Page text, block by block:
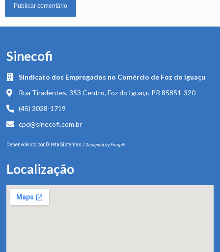
Sinecofi
Sindicato dos Empregados no Comércio de Foz do Iguaçu
Rua Tiradentes, 353 Centro, Foz do Iguaçu PR 85851-320
(45) 3028-1719
cpd@sinecofi.com.br
Desenvolvido por Direta Sistemas / Designed by Freepik
Localização